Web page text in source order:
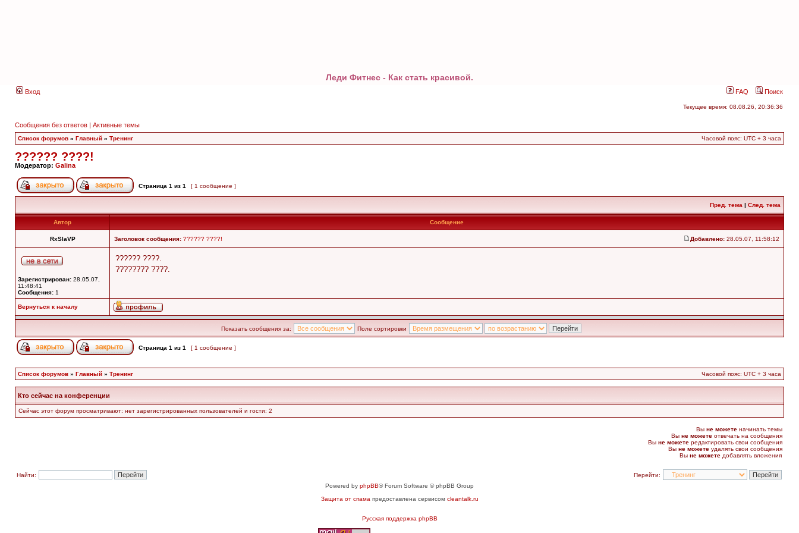
Леди Фитнес - Как стать красивой.
Вход FAQ Поиск
Текущее время: 08.08.26, 20:36:36
Сообщения без ответов | Активные темы
Список форумов » Главный » Тренинг Часовой пояс: UTC + 3 часа
?????? ????!
Модератор: Galina
Страница 1 из 1 [ 1 сообщение ]
Пред. тема | След. тема
Автор Сообщение
RxSlaVP Заголовок сообщения: ?????? ????! Добавлено: 28.05.07, 11:58:12
Зарегистрирован: 28.05.07,
11:48:41
Сообщения: 1
?????? ????.
???????? ????.
Вернуться к началу
Показать сообщения за: Поле сортировки
Страница 1 из 1 [ 1 сообщение ]
Список форумов » Главный » Тренинг Часовой пояс: UTC + 3 часа
Кто сейчас на конференции
Сейчас этот форум просматривают: нет зарегистрированных пользователей и гости: 2
Вы не можете начинать темы
Вы не можете отвечать на сообщения
Вы не можете редактировать свои сообщения
Вы не можете удалять свои сообщения
Вы не можете добавлять вложения
Найти:
Перейти:
Powered by phpBB® Forum Software © phpBB Group
Защита от спама предоставлена сервисом cleantalk.ru
Русская поддержка phpBB